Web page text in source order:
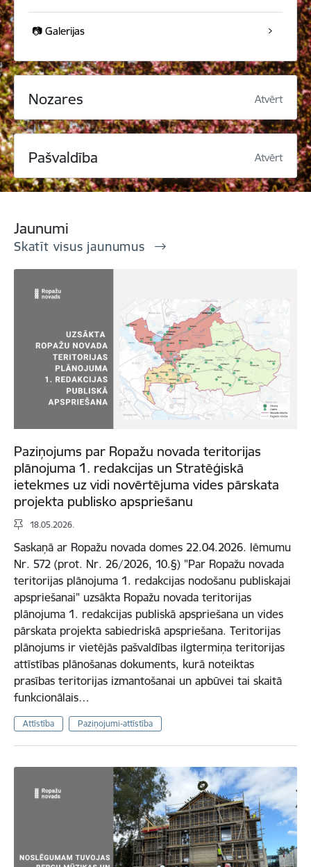
📷 Galerijas
Nozares Atvērt
Pašvaldība Atvērt
Jaunumi
Skatīt visus jaunumus
Paziņojums par Ropažu novada teritorijas
plānojuma 1. redakcijas un Stratēģiskā
ietekmes uz vidi novērtējuma vides pārskata
projekta publisko apspriešanu
18.05.2026.
Saskaņā ar Ropažu novada domes 22.04.2026. lēmumu
Nr. 572 (prot. Nr. 26/2026, 10.§) "Par Ropažu novada
teritorijas plānojuma 1. redakcijas nodošanu publiskajai
apspriešanai" uzsākta Ropažu novada teritorijas
plānojuma 1. redakcijas publiskā apspriešana un vides
pārskata projekta sabiedriskā apspriešana. Teritorijas
plānojums ir vietējās pašvaldības ilgtermiņa teritorijas
attīstības plānošanas dokuments, kurā noteiktas
prasības teritorijas izmantošanai un apbūvei tai skaitā
funkcionālais…
Attīstība Paziņojumi-attīstība